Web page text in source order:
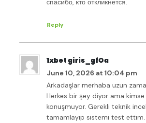
спасибо, кто откликнется.
Reply
1xbet giris_gfOa
June 10, 2026 at 10:04 pm
Arkadaşlar merhaba uzun
Herkes bir şey diyor ama
konuşmuyor. Gerekli teknik
tamamlayıp sistemi test ettim.